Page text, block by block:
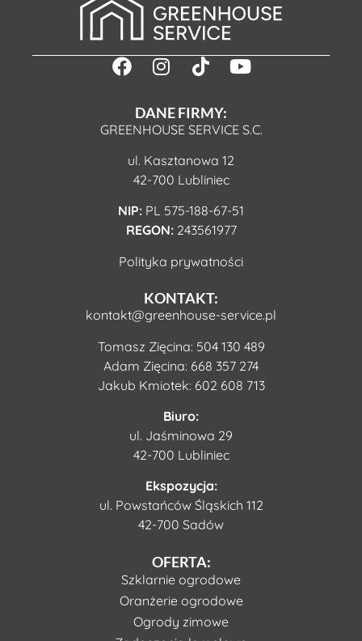
DANE FIRMY:
GREENHOUSE SERVICE S.C.
ul. Kasztanowa 12
42-700 Lubliniec
NIP: PL 575-188-67-51
REGON:243561977
Polityka prywatności
KONTAKT:
kontakt@greenhouse-service.pl
Tomasz Zięcina: 504 130 489
Adam Zięcina: 668 357 274
Jakub Kmiotek: 602 608 713
Biuro:
ul. Jaśminowa 29
42-700 Lubliniec
Ekspozycja:
ul. Powstańców Śląskich 112
42-700 Sadów
OFERTA:
Szklarnie ogrodowe
Oranżerie ogrodowe
Ogrody zimowe